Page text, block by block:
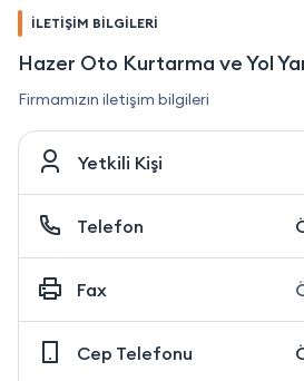
İLETİŞİM BİLGİLERİ
Hazer Oto Kurtarma ve Yol
Firmamızın iletişim bilgileri
Yetkili Kişi
Telefon
Fax
Cep Telefonu